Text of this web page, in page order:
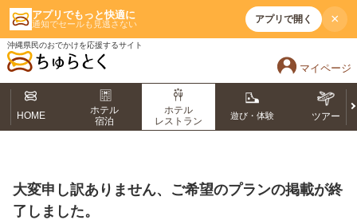
アプリでもっと快適に
通知でセールも見逃さない アプリで開く ×
沖縄県民のおでかけを応援するサイト
マイページ
HOME
ホテル
宿泊
ホテル
レストラン
遊び・体験 ツアー
大変申し訳ありません、ご希望のプランの掲載が終
了しました。